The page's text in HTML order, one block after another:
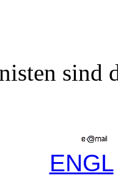
sind
ENGL